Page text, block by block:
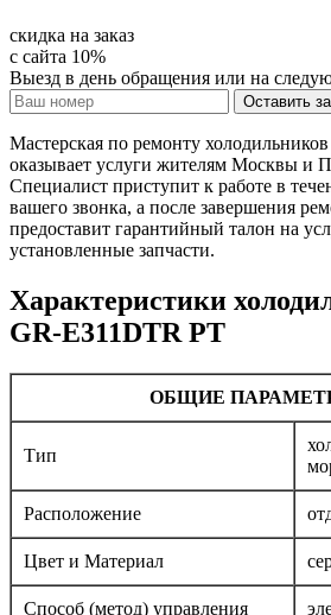
скидка на заказ
с сайта 10%
Выезд в день обращения или на
Оставить
Мастерская по ремонту
оказывает услуги жителям Москвы и
Специалист приступит к работе в
вашего звонка, а после завершения
предоставит гарантийный талон на
установленные запчасти.
Характеристики
GR-E311DTR PT
ОБЩИЕ
Тип
Расположение
Цвет и Материал
Способ (метод) управления